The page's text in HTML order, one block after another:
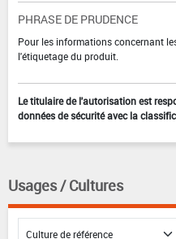
PHRASE DE PRUDENCE
Pour les informations concernant
l'étiquetage du produit.
Le titulaire de l'autorisation est
données de sécurité avec la
Usages / Cultures